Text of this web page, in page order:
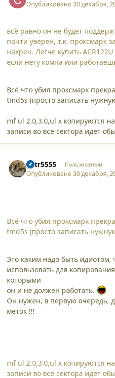
Опубликовано30 декабря,
всё равно он не будет
почти уверен, т.к. проксмарк
нахрен. Легче купить
если нету компа или
Всё что убил проксмарк
tmd5s (просто записать
mf ul 2.0,3.0,ul x копируются
записи во все сектора идет
petr5555 Пользователи
Опубликовано30 декабря,
Всё что убил проксмарк
tmd5s (просто записать
Это каким надо быть идиотом,
использовать для
которыми
он и не должен работать.
Он нужен, в первую очередь,
меток !!!
mf ul 2.0,3.0,ul x копируются
записи во все сектора идет